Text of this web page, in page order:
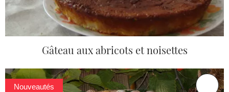
Gâteau aux abricots et noisettes
Nouveautés